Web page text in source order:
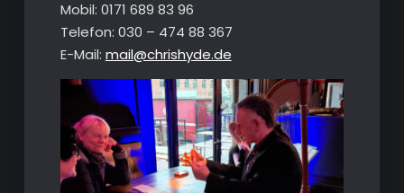
Mobil: 0171 689 83 96
Telefon: 030 – 474 88 367
E-Mail: mail@chrishyde.de